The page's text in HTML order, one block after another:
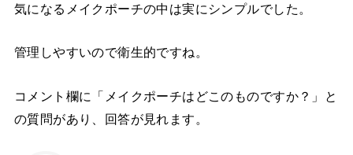
気になるメイクポーチの中は実にシンプルでした。
管理しやすいので衛生的ですね。
コメント欄に「メイクポーチはどこのものですか？」と
の質問があり、回答が見れます。